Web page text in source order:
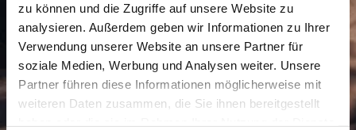
zu können und die Zugriffe auf unsere Website zu
analysieren. Außerdem geben wir Informationen zu Ihrer
Verwendung unserer Website an unsere Partner für
soziale Medien, Werbung und Analysen weiter. Unsere
Partner führen diese Informationen möglicherweise mit
weiteren Daten zusammen, die Sie ihnen bereitgestellt